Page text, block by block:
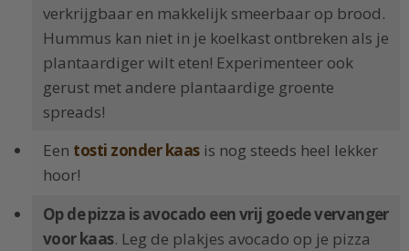
verkrijgbaar en makkelijk smeerbaar op brood.
Hummus kan niet in je koelkast ontbreken als je
plantaardiger wilt eten! Experimenteer ook
gerust met andere plantaardige groente
spreads!
Een tosti zonder kaasis nog steeds heel lekker
hoor!
Op de pizza is avocado een vrij goede vervanger
voor kaas. Leg de plakjes avocado op je pizza